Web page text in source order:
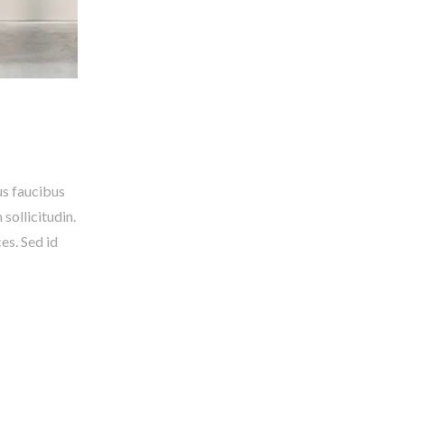
faucibus
sollicitudin.
Sed id